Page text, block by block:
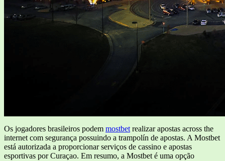
Os jogadores brasileiros podem mostbet realizar apostas across the
internet com segurança possuindo a trampolín de apostas. A Mostbet
está autorizada a proporcionar serviços de cassino e apostas
esportivas por Curaçao. Em resumo, a Mostbet é uma opção